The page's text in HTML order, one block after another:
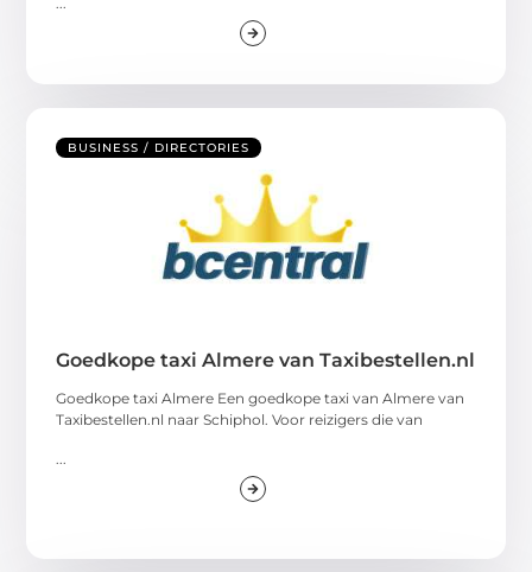
BUSINESS / DIRECTORIES
Goedkope taxi Almere van Taxibestellen.nl
Goedkope taxi Almere Een goedkope taxi van Almere van
Taxibestellen.nl naar Schiphol. Voor reizigers die van